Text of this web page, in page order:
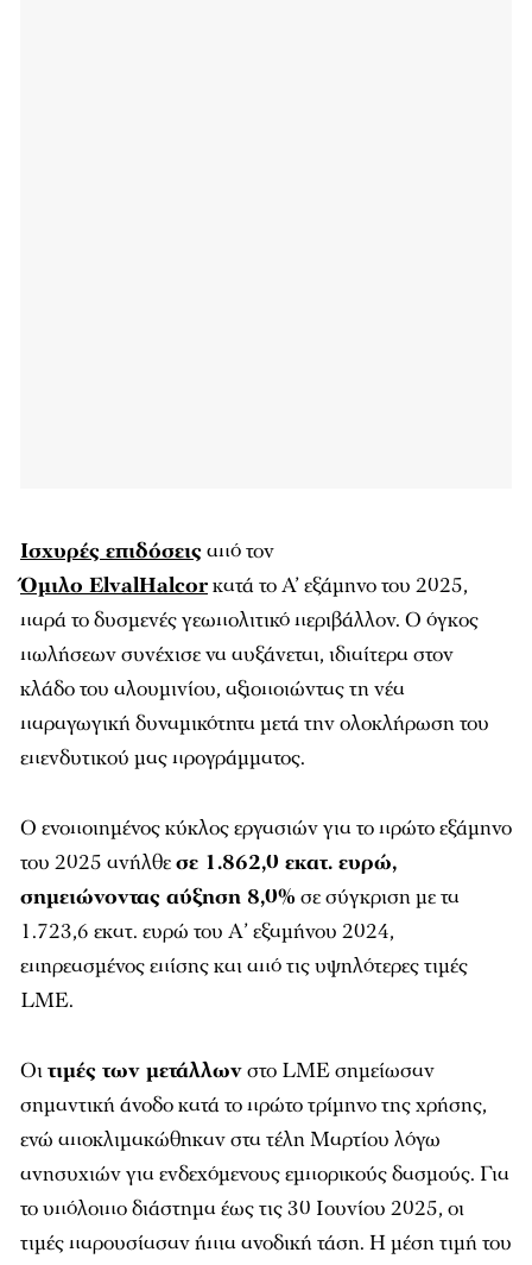
Ισχυρές επιδόσειςαπό τον
Όμιλο ElvalHalcorκατά το A’ εξάμηνο του 2025,
παρά το δυσμενές γεωπολιτικό περιβάλλον. Ο όγκος
πωλήσεων συνέχισε να αυξάνεται, ιδιαίτερα στον
κλάδο του αλουμινίου, αξιοποιώντας τη νέα
παραγωγική δυναμικότητα μετά την ολοκλήρωση του
επενδυτικού μας προγράμματος.
Ο ενοποιημένος κύκλος εργασιών για το πρώτο εξάμηνο
του 2025 ανήλθεσε 1.862,0 εκατ. ευρώ,
σημειώνοντας αύξηση 8,0% σε σύγκριση με τα
1.723,6 εκατ. ευρώ του Α’ εξαμήνου 2024,
επηρεασμένος επίσης και από τις υψηλότερες τιμές
LME.
Οιτιμές των μετάλλωνστο LME σημείωσαν
σημαντική άνοδο κατά το πρώτο τρίμηνο της χρήσης,
ενώ αποκλιμακώθηκαν στα τέλη Μαρτίου λόγω
ανησυχιών για ενδεχόμενους εμπορικούς δασμούς. Για
το υπόλοιπο διάστημα έως τις 30 Ιουνίου 2025, οι
τιμές παρουσίασαν ήπια ανοδική τάση. Η μέση τιμή του